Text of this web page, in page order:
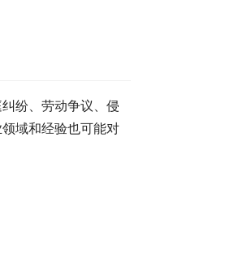
纷、劳动争议、侵
域和经验也可能对